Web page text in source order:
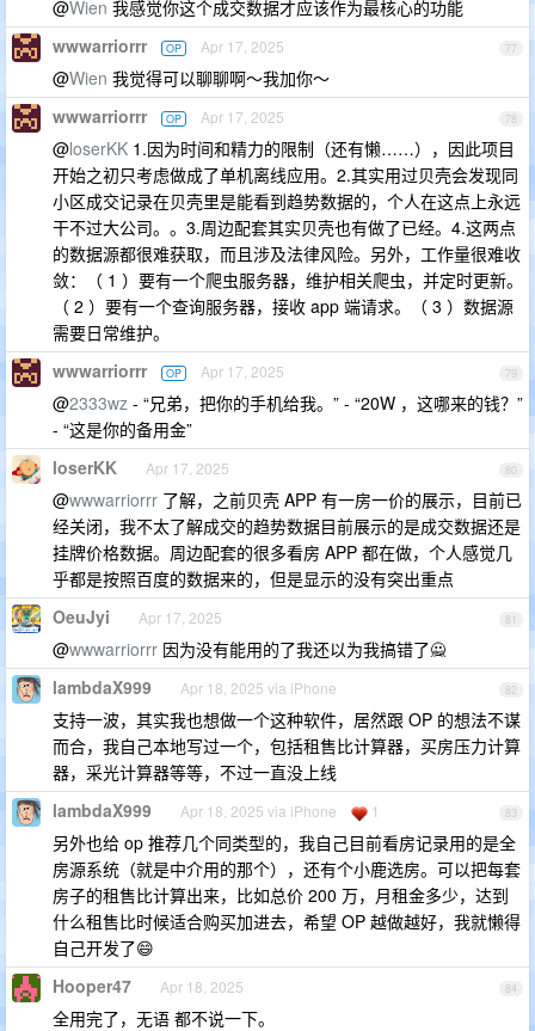
@Wien 我感觉你这个成交数据才应该作为最核心的功能
77
wwwarriorrr OP Apr 17, 2025
@Wien 我觉得可以聊聊啊～我加你～
78
wwwarriorrr OP Apr 17, 2025
@loserKK 1.因为时间和精力的限制（还有懒……），因此项目
开始之初只考虑做成了单机离线应用。2.其实用过贝壳会发现同
小区成交记录在贝壳里是能看到趋势数据的，个人在这点上永远
干不过大公司。。3.周边配套其实贝壳也有做了已经。4.这两点
的数据源都很难获取，而且涉及法律风险。另外，工作量很难收
敛：（ 1 ）要有一个爬虫服务器，维护相关爬虫，并定时更新。
（ 2 ）要有一个查询服务器，接收 app 端请求。（ 3 ）数据源
需要日常维护。
79
wwwarriorrr OP Apr 17, 2025
@2333wz - “兄弟，把你的手机给我。” - “20W ，这哪来的钱？”
- “这是你的备用金”
80
loserKK Apr 17, 2025
@wwwarriorrr 了解，之前贝壳 APP 有一房一价的展示，目前已
经关闭，我不太了解成交的趋势数据目前展示的是成交数据还是
挂牌价格数据。周边配套的很多看房 APP 都在做，个人感觉几
乎都是按照百度的数据来的，但是显示的没有突出重点
81
OeuJyi Apr 17, 2025
@wwwarriorrr 因为没有能用的了我还以为我搞错了🙅
82
lambdaX999 Apr 18, 2025 via iPhone
支持一波，其实我也想做一个这种软件，居然跟 OP 的想法不谋
而合，我自己本地写过一个，包括租售比计算器，买房压力计算
器，采光计算器等等，不过一直没上线
83
lambdaX999 Apr 18, 2025 via iPhone 1
另外也给 op 推荐几个同类型的，我自己目前看房记录用的是全
房源系统（就是中介用的那个），还有个小鹿选房。可以把每套
房子的租售比计算出来，比如总价 200 万，月租金多少，达到
什么租售比时候适合购买加进去，希望 OP 越做越好，我就懒得
自己开发了😄
84
Hooper47 Apr 18, 2025
全用完了，无语 都不说一下。